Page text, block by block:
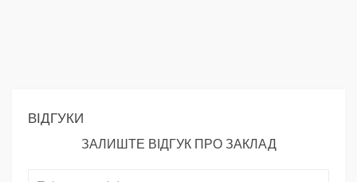
ВІДГУКИ
ЗАЛИШТЕ ВІДГУК ПРО ЗАКЛАД